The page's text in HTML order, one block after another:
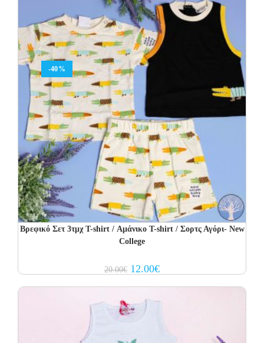
-40%
Βρεφικό Σετ 3τμχ T-shirt / Αμάνικο T-shirt / Σορτς Αγόρι- New
College
20.00€ Original
price
12.00€Current
price